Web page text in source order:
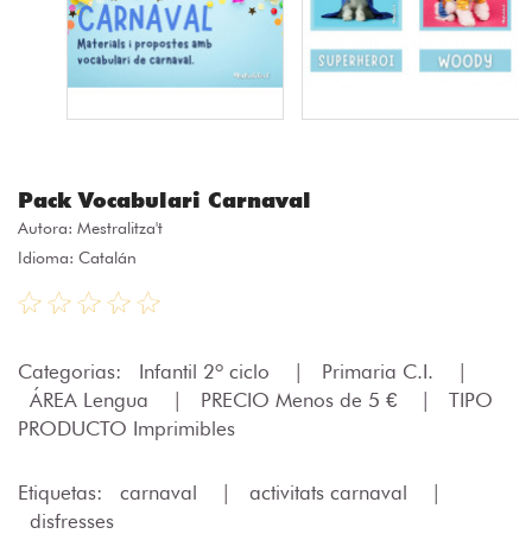
Pack Vocabulari Carnaval
Autora: Mestralitza't
Idioma: Catalán
Categorias: Infantil 2º ciclo | Primaria C.I.
|
ÁREA Lengua
| PRECIO Menos de 5 € |
TIPO
PRODUCTO Imprimibles
Etiquetas: carnaval | activitats carnaval
|
disfresses